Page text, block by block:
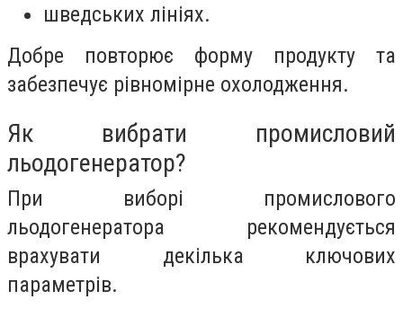
шведських лініях.
Добре повторює форму продукту та
забезпечує рівномірне охолодження.
Як вибрати промисловий
льодогенератор?
При виборі промислового
льодогенератора рекомендується
врахувати декілька ключових
параметрів.